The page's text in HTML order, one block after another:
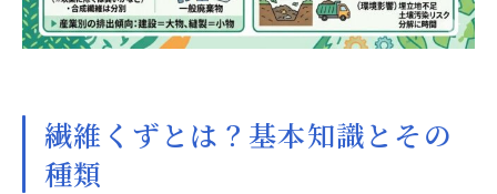
繊維くずとは？基本知識とその
種類